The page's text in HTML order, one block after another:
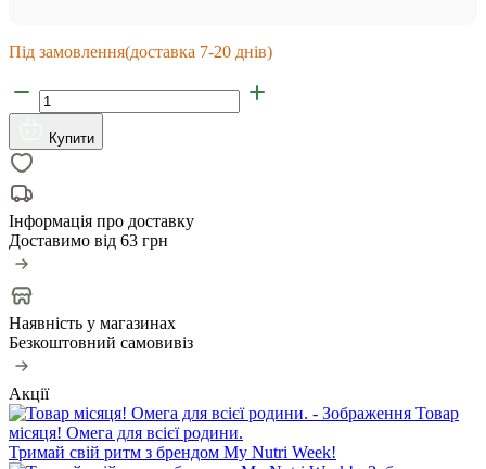
Під замовлення(доставка 7-20 днів)
Купити
Інформація про доставку
Доставимо від 63 грн
Наявність у магазинах
Безкоштовний самовивіз
Акції
Товар
місяця! Омега для всієї родини.
Тримай свій ритм з брендом My Nutri Week!